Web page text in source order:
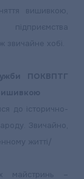
вишивкою,
хобі.
ПОКВПТГ
до історично-
Звичайно,
житті/
майстринь –